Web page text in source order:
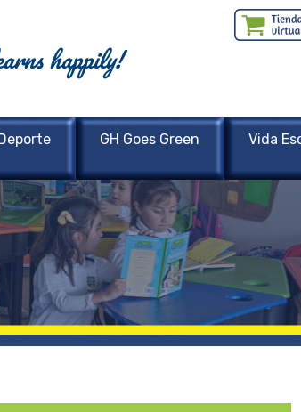
happily!
GH Goes Green Vida